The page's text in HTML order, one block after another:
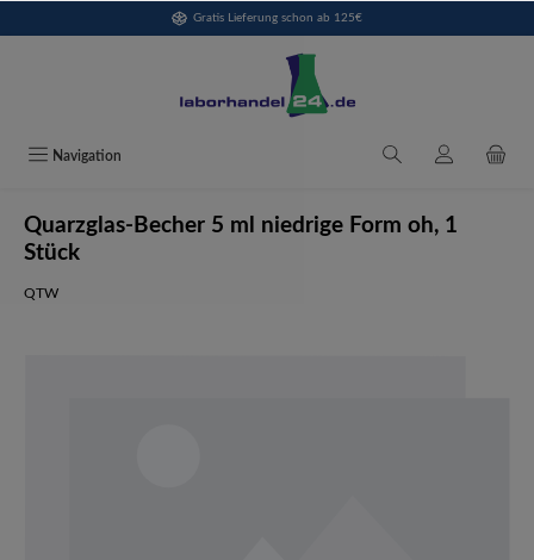
Gratis Lieferung schon ab 125€
Navigation
Quarzglas-Becher 5 ml niedrige Form oh, 1
Stück
QTW